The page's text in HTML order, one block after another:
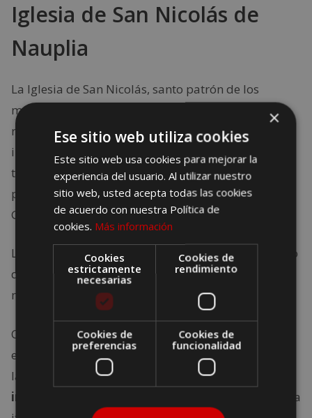
Iglesia de San Nicolás de
Nauplia
La Iglesia de San Nicolás, santo patrón de los
marineros, es uno de los templos más
representativos de la ciudad. Tal y como indica su
inscripción conmemorativa, la parroquia fue
trasladada desde el recinto amurallado hasta la
playa por orden de Agostino Sagredo, Almirante
General de la Armada veneciana.
La iniciativa tuvo lugar en 1713, y obedecía al deseo
de honrar a los propios marineros, acercando al
máximo la fe hasta su lugar habitual de batalla.
Cabe mencionar que la actual no es aquella iglesia
en la que rezaban las almas de los que se jugaban
la vida en el mar, sino
otra versión que se
inauguró en 1836
, cuya arquitectura sigue la senda
×
Ese sitio web utiliza cookies
Este sitio web usa cookies para mejorar la
experiencia del usuario. Al utilizar nuestro
sitio web, usted acepta todas las cookies
de acuerdo con nuestra Política de
cookies. Más información
Cookies
estrictamente
necesarias
Cookies de
rendimiento
Cookies de
preferencias
Cookies de
funcionalidad